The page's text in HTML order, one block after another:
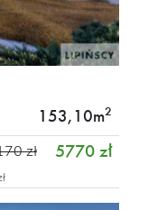
153,10m2
5770 zł
zł